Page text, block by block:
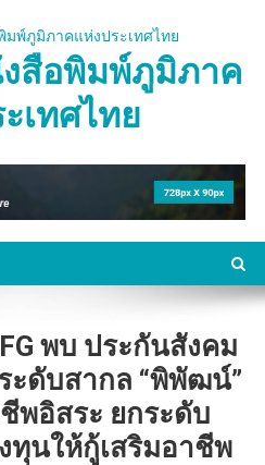
สือพิมพ์ภูมิภาค
เทศไทย
พบ ประกันสังคม
ดับสากล “พิพัฒน์”
พอิสระ ยกระดับ
ทุนให้กู้เสริมอาชีพ